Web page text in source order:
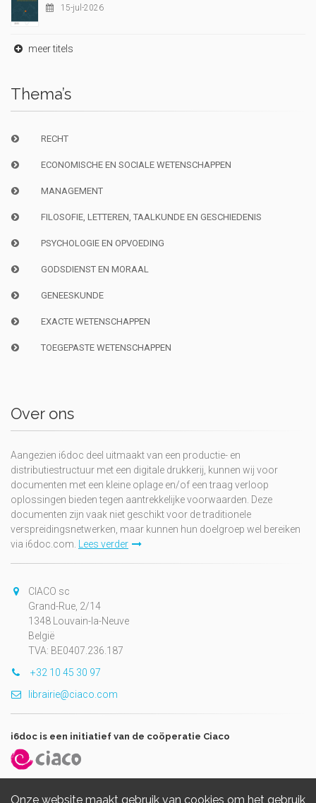
Onze website maakt gebruik van cookies om het gebruik
15-jul-2026
meer titels
Thema’s
RECHT
ECONOMISCHE EN SOCIALE WETENSCHAPPEN
MANAGEMENT
FILOSOFIE, LETTEREN, TAALKUNDE EN GESCHIEDENIS
PSYCHOLOGIE EN OPVOEDING
GODSDIENST EN MORAAL
GENEESKUNDE
EXACTE WETENSCHAPPEN
TOEGEPASTE WETENSCHAPPEN
Over ons
Aangezien i6doc deel uitmaakt van een productie- en
distributiestructuur met een digitale drukkerij, kunnen wij voor
documenten met een kleine oplage en/of een traag verloop
oplossingen bieden tegen aantrekkelijke voorwaarden. Deze
documenten zijn vaak niet geschikt voor de traditionele
verspreidingsnetwerken, maar kunnen hun doelgroep wel bereiken
via i6doc.com. Lees verder
CIACO sc
Grand-Rue, 2/14
1348 Louvain-la-Neuve
België
TVA: BE0407.236.187
+32 10 45 30 97
librairie@ciaco.com
i6doc is een initiatief van de coöperatie Ciaco